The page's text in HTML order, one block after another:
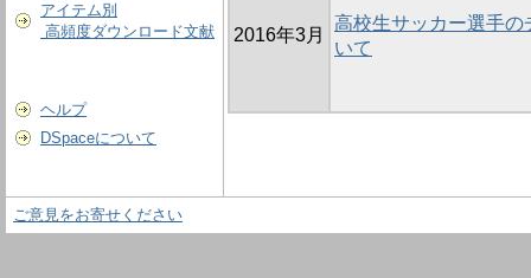
アイテム別
高頻度ダウンロード文献
ヘルプ
DSpaceについて
2016年3月
高校生サッカー選手
いて
ご意見をお寄せください